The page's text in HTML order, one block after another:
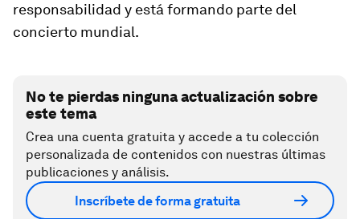
responsabilidad y está formando parte del
concierto mundial.
No te pierdas ninguna actualización sobre
este tema
Crea una cuenta gratuita y accede a tu colección
personalizada de contenidos con nuestras últimas
publicaciones y análisis.
Inscríbete de forma gratuita